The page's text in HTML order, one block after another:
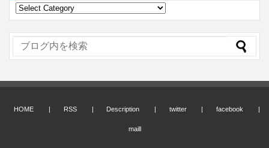
HOME RSS Description twitter facebook
maill